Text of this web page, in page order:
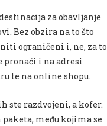
za obavljanje
Bez obzira na to što
ograničeni i, ne, za to
pronaći i na adresi
te na online shopu.
ste razdvojeni, a kofer.
paketa, među kojima se